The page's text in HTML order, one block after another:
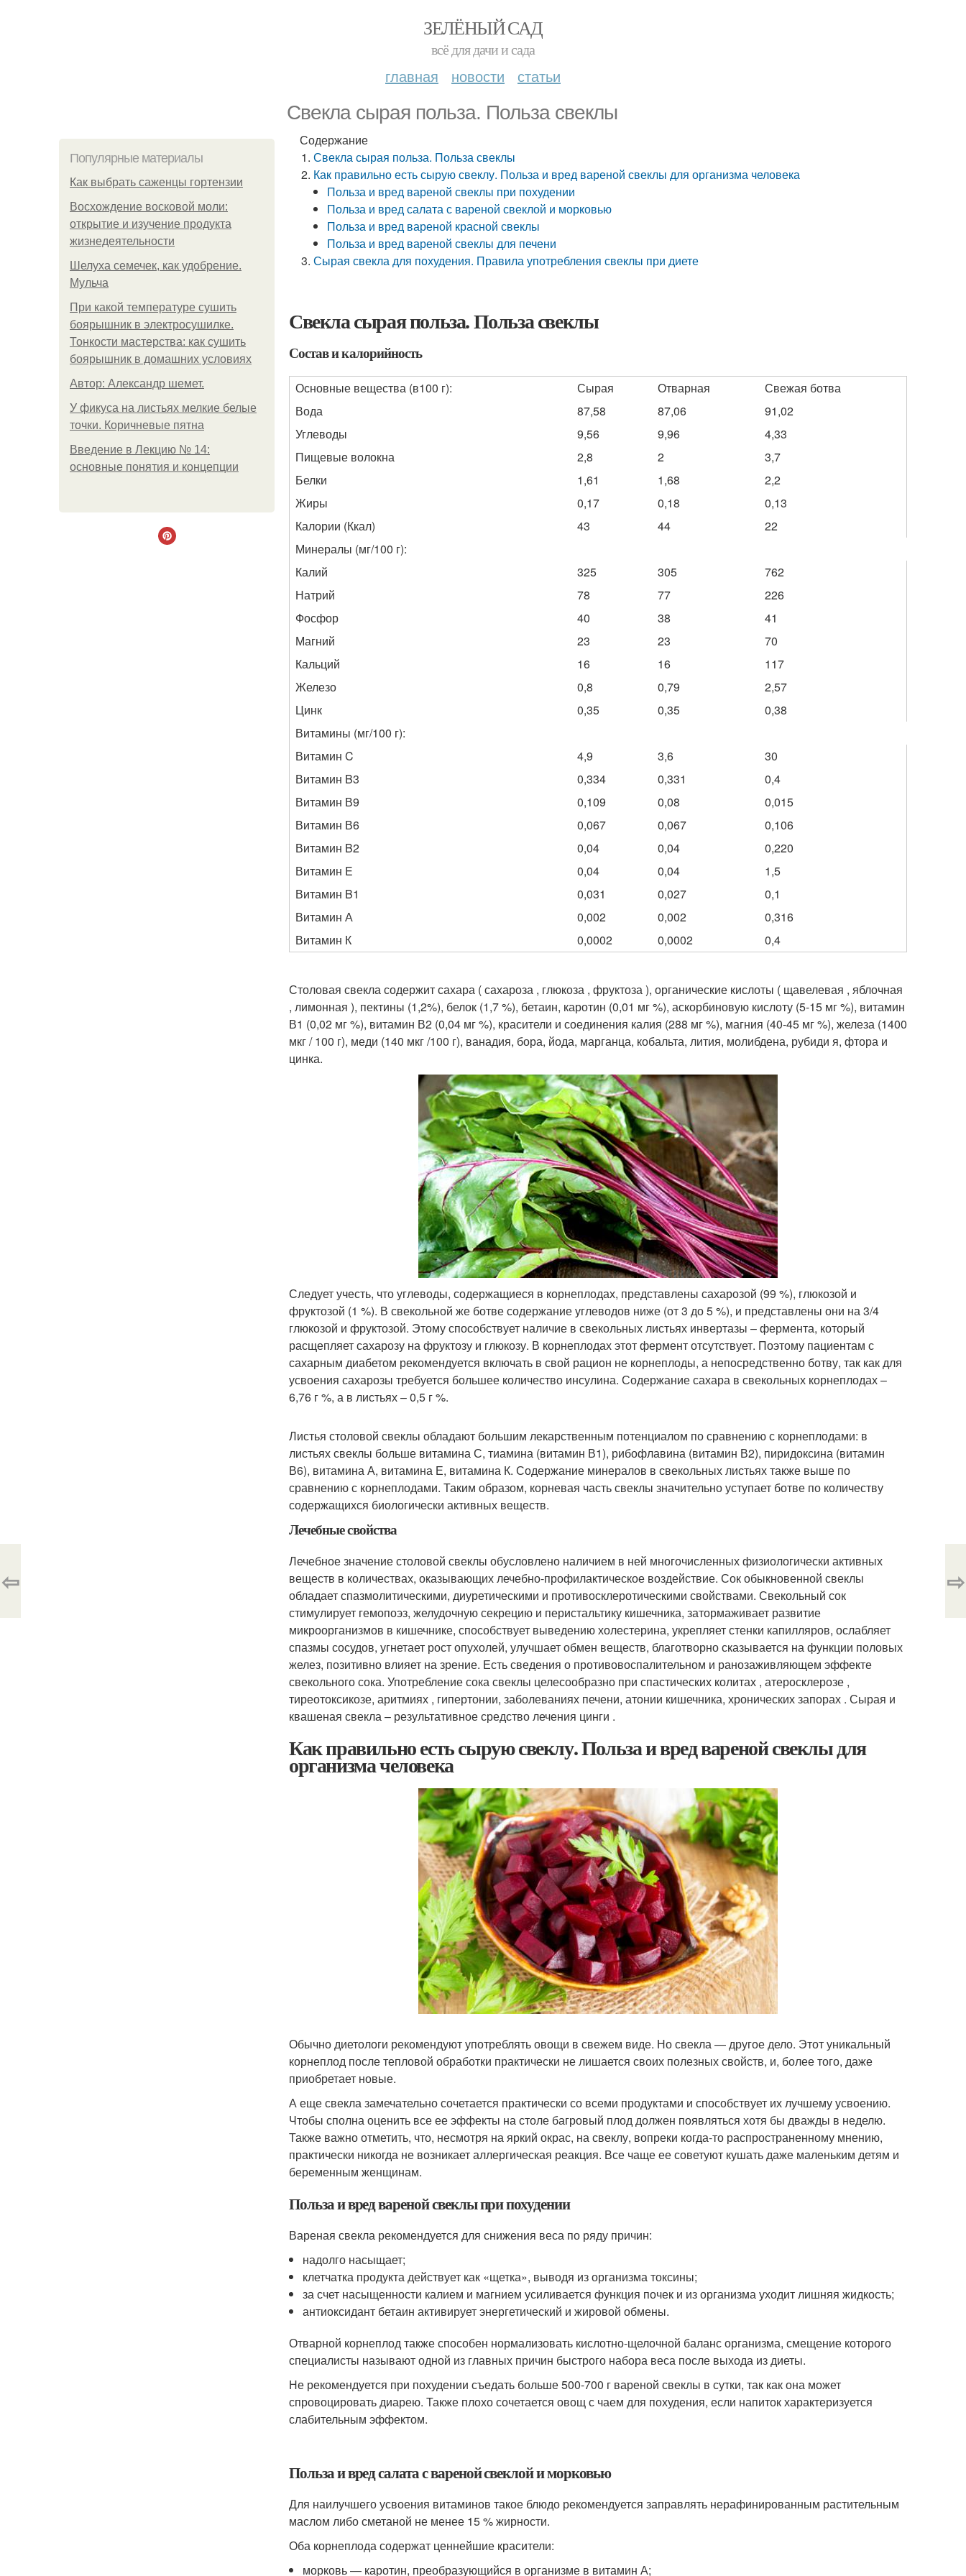
ЗЕЛЁНЫЙ САД
всё для дачи и сада
главная новости статьи
Свекла сырая польза. Польза свеклы
Популярные материалы
Как выбрать саженцы гортензии
Восхождение восковой моли:
открытие и изучение продукта
жизнедеятельности
Шелуха семечек, как удобрение.
Мульча
При какой температуре сушить
боярышник в электросушилке.
Тонкости мастерства: как сушить
боярышник в домашних условиях
Автор: Александр шемет.
У фикуса на листьях мелкие белые
точки. Коричневые пятна
Введение в Лекцию № 14:
основные понятия и концепции
Содержание
Свекла сырая польза. Польза свеклы
Как правильно есть сырую свеклу. Польза и вред вареной свеклы для организма человека
Польза и вред вареной свеклы при похудении
Польза и вред салата с вареной свеклой и морковью
Польза и вред вареной красной свеклы
Польза и вред вареной свеклы для печени
Сырая свекла для похудения. Правила употребления свеклы при диете
Свекла сырая польза. Польза свеклы
Состав и калорийность
Основные вещества (в100 г): Сырая Отварная
Свежая ботва
Вода
87,58 87,06
91,02
Углеводы
9,56 9,96
4,33
Пищевые волокна
2,8 2
3,7
Белки
1,61 1,68
2,2
Жиры
0,17 0,18
0,13
Калории (Ккал)
43 44
22
Минералы (мг/100 г):
Калий
325 305
762
Натрий
78 77
226
Фосфор
40 38
41
Магний
23 23
70
Кальций
16 16
117
Железо
0,8 0,79
2,57
Цинк
0,35 0,35
0,38
Витамины (мг/100 г):
Витамин C
4,9 3,6
30
Витамин B3
0,334 0,331
0,4
Витамин В9
0,109 0,08
0,015
Витамин В6
0,067 0,067
0,106
Витамин B2
0,04 0,04
0,220
Витамин E
0,04 0,04
1,5
Витамин B1
0,031 0,027
0,1
Витамин А
0,002 0,002
0,316
Витамин К
0,0002 0,0002 0,4
Столовая свекла содержит сахара ( сахароза , глюкоза , фруктоза ), органические кислоты ( щавелевая , яблочная
, лимонная ), пектины (1,2%), белок (1,7 %), бетаин, каротин (0,01 мг %), аскорбиновую кислоту (5-15 мг %), витамин
В1 (0,02 мг %), витамин В2 (0,04 мг %), красители и соединения калия (288 мг %), магния (40-45 мг %), железа (1400
мкг / 100 г), меди (140 мкг /100 г), ванадия, бора, йода, марганца, кобальта, лития, молибдена, рубиди я, фтора и
цинка.
Следует учесть, что углеводы, содержащиеся в корнеплодах, представлены сахарозой (99 %), глюкозой и
фруктозой (1 %). В свекольной же ботве содержание углеводов ниже (от 3 до 5 %), и представлены они на 3/4
глюкозой и фруктозой. Этому способствует наличие в свекольных листьях инвертазы – фермента, который
расщепляет сахарозу на фруктозу и глюкозу. В корнеплодах этот фермент отсутствует. Поэтому пациентам с
сахарным диабетом рекомендуется включать в свой рацион не корнеплоды, а непосредственно ботву, так как для
усвоения сахарозы требуется большее количество инсулина. Содержание сахара в свекольных корнеплодах –
6,76 г %, а в листьях – 0,5 г %.
Листья столовой свеклы обладают большим лекарственным потенциалом по сравнению с корнеплодами: в
листьях свеклы больше витамина С, тиамина (витамин В1), рибофлавина (витамин В2), пиридоксина (витамин
В6), витамина А, витамина Е, витамина К. Содержание минералов в свекольных листьях также выше по
сравнению с корнеплодами. Таким образом, корневая часть свеклы значительно уступает ботве по количеству
содержащихся биологически активных веществ.
Лечебные свойства
Лечебное значение столовой свеклы обусловлено наличием в ней многочисленных физиологически активных
веществ в количествах, оказывающих лечебно-профилактическое воздействие. Сок обыкновенной свеклы
обладает спазмолитическими, диуретическими и противосклеротическими свойствами. Свекольный сок
стимулирует гемопоэз, желудочную секрецию и перистальтику кишечника, затормаживает развитие
микроорганизмов в кишечнике, способствует выведению холестерина, укрепляет стенки капилляров, ослабляет
спазмы сосудов, угнетает рост опухолей, улучшает обмен веществ, благотворно сказывается на функции половых
желез, позитивно влияет на зрение. Есть сведения о противовоспалительном и ранозаживляющем эффекте
свекольного сока. Употребление сока свеклы целесообразно при спастических колитах , атеросклерозе ,
тиреотоксикозе, аритмиях , гипертонии, заболеваниях печени, атонии кишечника, хронических запорах . Сырая и
квашеная свекла – результативное средство лечения цинги .
Как правильно есть сырую свеклу. Польза и вред вареной свеклы для
организма человека
Обычно диетологи рекомендуют употреблять овощи в свежем виде. Но свекла — другое дело. Этот уникальный
корнеплод после тепловой обработки практически не лишается своих полезных свойств, и, более того, даже
приобретает новые.
А еще свекла замечательно сочетается практически со всеми продуктами и способствует их лучшему усвоению.
Чтобы сполна оценить все ее эффекты на столе багровый плод должен появляться хотя бы дважды в неделю.
Также важно отметить, что, несмотря на яркий окрас, на свеклу, вопреки когда-то распространенному мнению,
практически никогда не возникает аллергическая реакция. Все чаще ее советуют кушать даже маленьким детям и
беременным женщинам.
Польза и вред вареной свеклы при похудении
Вареная свекла рекомендуется для снижения веса по ряду причин:
надолго насыщает;
клетчатка продукта действует как «щетка», выводя из организма токсины;
за счет насыщенности калием и магнием усиливается функция почек и из организма уходит лишняя жидкость;
антиоксидант бетаин активирует энергетический и жировой обмены.
Отварной корнеплод также способен нормализовать кислотно-щелочной баланс организма, смещение которого
специалисты называют одной из главных причин быстрого набора веса после выхода из диеты.
Не рекомендуется при похудении съедать больше 500-700 г вареной свеклы в сутки, так как она может
спровоцировать диарею. Также плохо сочетается овощ с чаем для похудения, если напиток характеризуется
слабительным эффектом.
Польза и вред салата с вареной свеклой и морковью
Для наилучшего усвоения витаминов такое блюдо рекомендуется заправлять нерафинированным растительным
маслом либо сметаной не менее 15 % жирности.
Оба корнеплода содержат ценнейшие красители:
морковь — каротин, преобразующийся в организме в витамин А;
⇦ ⇨